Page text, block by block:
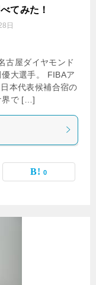
てみた！
日
古屋ダイヤモンド
大選手。 FIBAア
本代表候補合宿の
界で […]
0